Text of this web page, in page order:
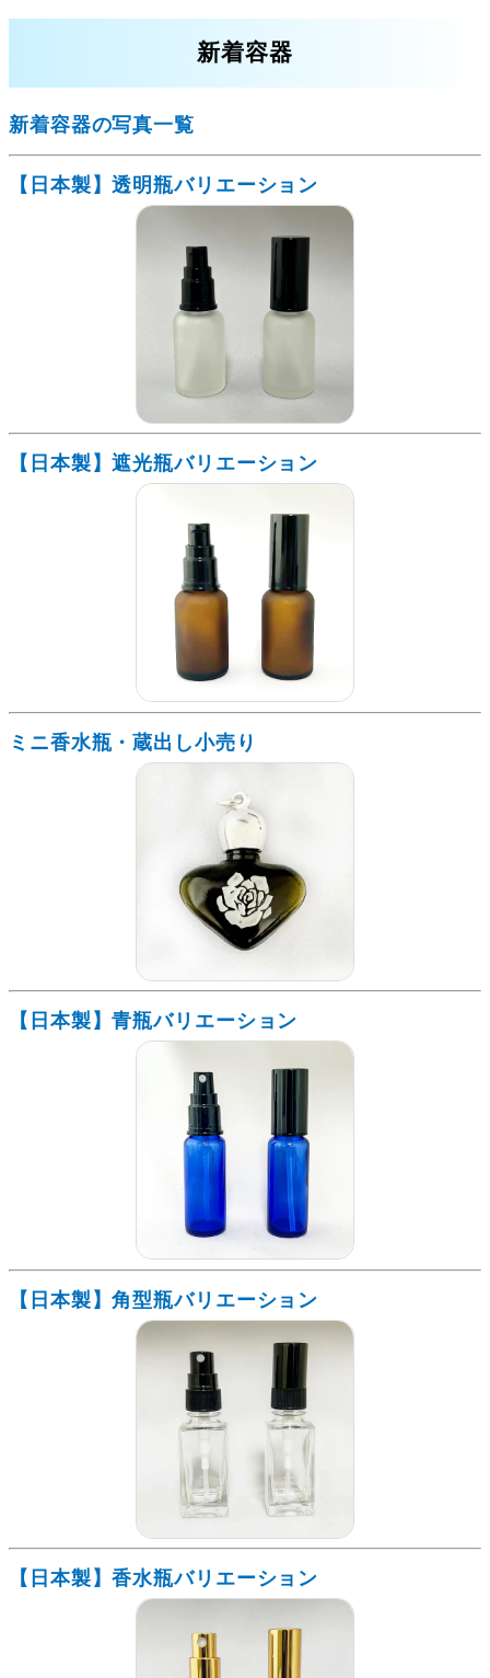
新着容器
新着容器の写真一覧
【日本製】透明瓶バリエーション
【日本製】遮光瓶バリエーション
ミニ香水瓶・蔵出し小売り
【日本製】青瓶バリエーション
【日本製】角型瓶バリエーション
【日本製】香水瓶バリエーション